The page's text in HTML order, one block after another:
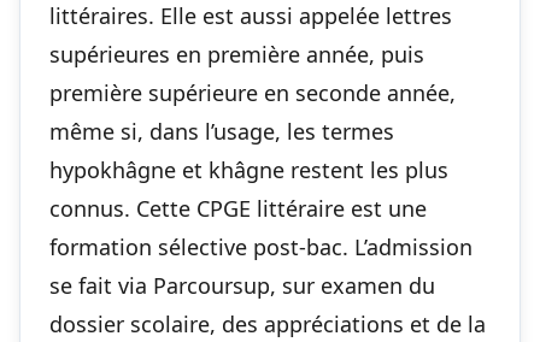
littéraires. Elle est aussi appelée lettres
supérieures en première année, puis
première supérieure en seconde année,
même si, dans l’usage, les termes
hypokhâgne et khâgne restent les plus
connus. Cette CPGE littéraire est une
formation sélective post-bac. L’admission
se fait via Parcoursup, sur examen du
dossier scolaire, des appréciations et de la